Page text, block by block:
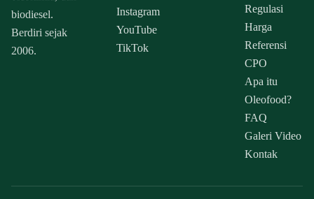
biodiesel.
Berdiri sejak
2006.
Instagram
YouTube
TikTok
Regulasi
Harga
Referensi
CPO
Apa itu
Oleofood?
FAQ
Galeri Video
Kontak